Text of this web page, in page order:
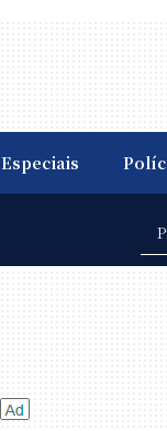
Especiais